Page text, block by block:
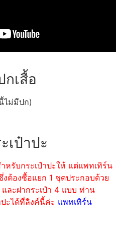
กเสื้อ
ไม่มีปก)
เป๋าปะ
หรับกระเป๋าปะให้ แต่แพทเทิร์น
งต้องซื้อแยก 1 ชุดประกอบด้วย
ละฝากระเป๋า 4 แบบ ท่าน
ะได้ที่ลิงค์นี้ค่ะ แพทเทิร์น